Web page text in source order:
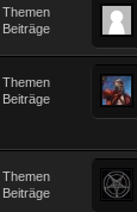
Themen
Beiträge
Themen
Beiträge
Themen
Beiträge